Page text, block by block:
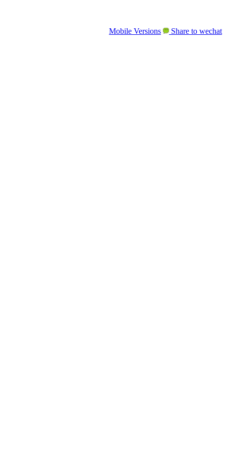
Mobile Versions Share to wechat